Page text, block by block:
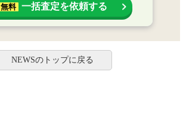
無料 一括査定を依頼する
NEWSのトップに戻る